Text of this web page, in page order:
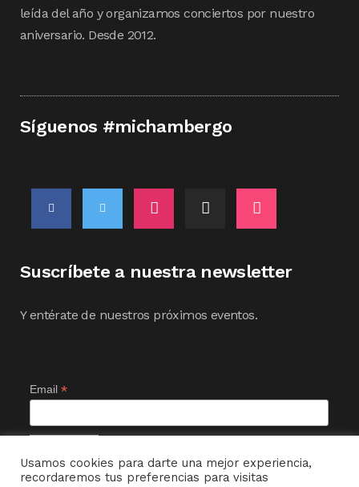
leída del año y organizamos conciertos por nuestro
aniversario. Desde 2012.
Síguenos #michambergo
Suscríbete a nuestra newsletter
Y entérate de nuestros próximos eventos.
Email *
Usamos cookies para darte una mejor experiencia,
recordaremos tus preferencias para visitas